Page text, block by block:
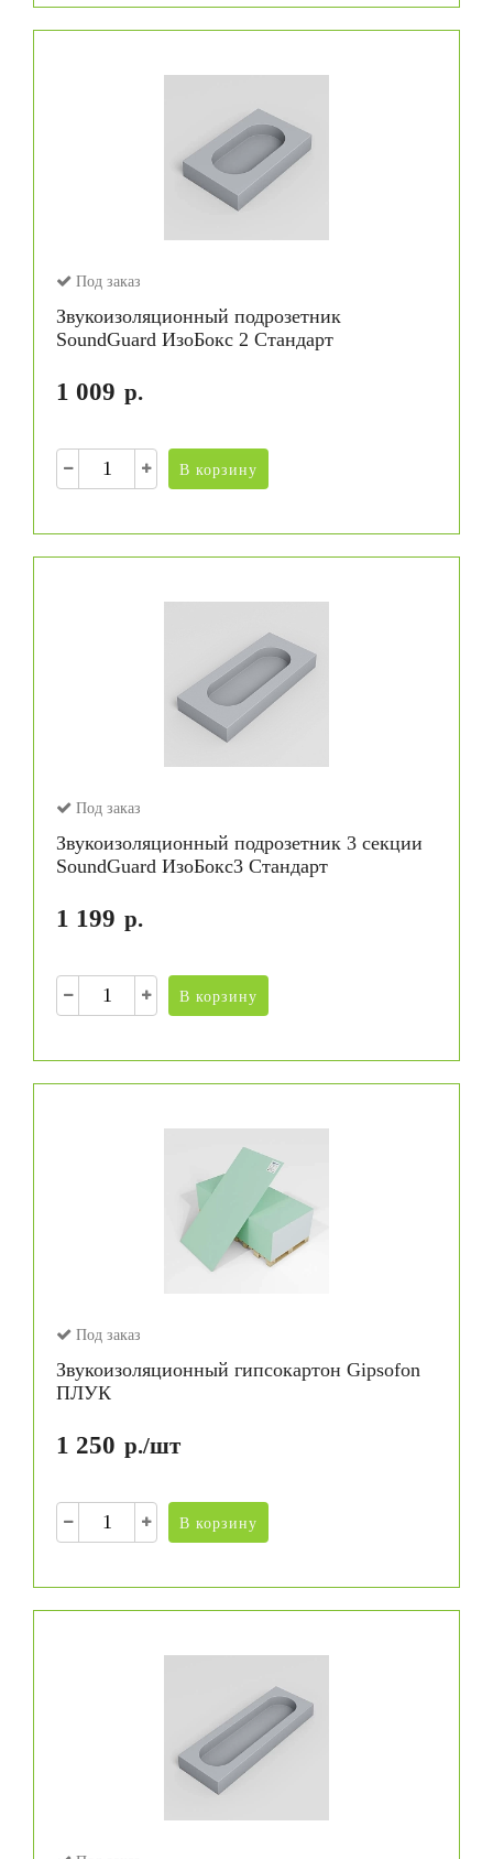
Под заказ
Звукоизоляционный подрозетник
SoundGuard ИзоБокс 2 Стандарт
1 009 р.
В корзину
Под заказ
Звукоизоляционный подрозетник 3 секции
SoundGuard ИзоБокс3 Стандарт
1 199 р.
В корзину
Под заказ
Звукоизоляционный гипсокартон Gipsofon
ПЛУК
1 250 р./шт
В корзину